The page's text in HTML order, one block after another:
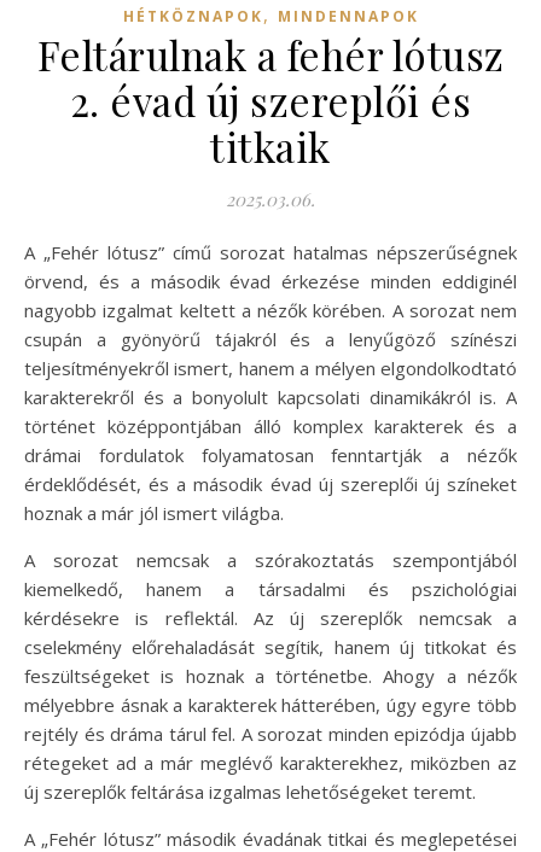
HÉTKÖZNAPOK, MINDENNAPOK
Feltárulnak a fehér lótusz
2. évad új szereplői és
titkaik
2025.03.06.
A „Fehér lótusz” című sorozat hatalmas népszerűségnek
örvend, és a második évad érkezése minden eddiginél
nagyobb izgalmat keltett a nézők körében. A sorozat nem
csupán a gyönyörű tájakról és a lenyűgöző színészi
teljesítményekről ismert, hanem a mélyen elgondolkodtató
karakterekről és a bonyolult kapcsolati dinamikákról is. A
történet középpontjában álló komplex karakterek és a
drámai fordulatok folyamatosan fenntartják a nézők
érdeklődését, és a második évad új szereplői új színeket
hoznak a már jól ismert világba.
A sorozat nemcsak a szórakoztatás szempontjából
kiemelkedő, hanem a társadalmi és pszichológiai
kérdésekre is reflektál. Az új szereplők nemcsak a
cselekmény előrehaladását segítik, hanem új titkokat és
feszültségeket is hoznak a történetbe. Ahogy a nézők
mélyebbre ásnak a karakterek hátterében, úgy egyre több
rejtély és dráma tárul fel. A sorozat minden epizódja újabb
rétegeket ad a már meglévő karakterekhez, miközben az
új szereplők feltárása izgalmas lehetőségeket teremt.
A „Fehér lótusz” második évadának titkai és meglepetései